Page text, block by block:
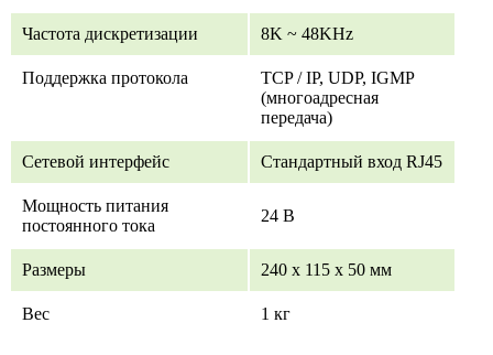
Частота дискретизации 8K ~ 48KHz
Поддержка протокола
TCP / IP, UDP, IGMP
(многоадресная
передача)
Сетевой интерфейс Стандартный вход RJ45
Мощность питания
постоянного тока
24 В
Размеры 240 х 115 х 50 мм
Вес 1 кг